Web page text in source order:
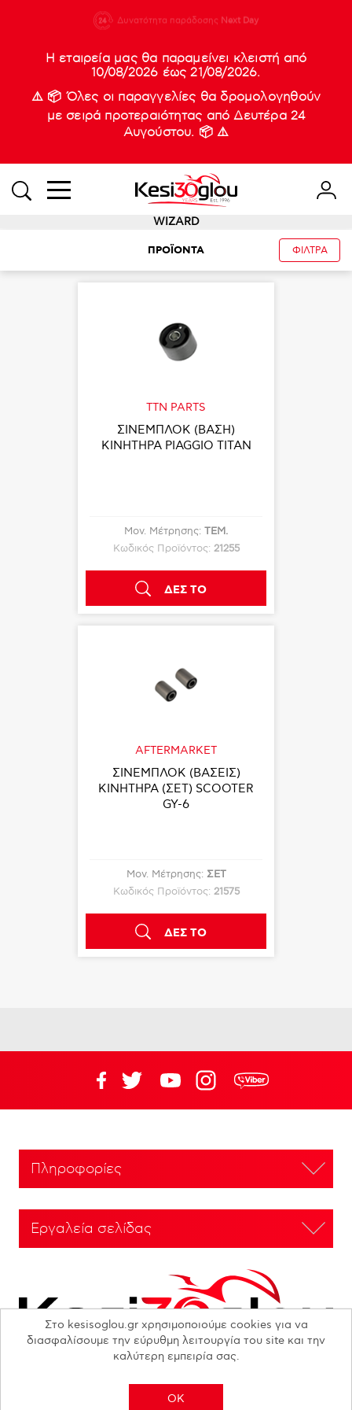
933
Δυνατότητα παράδοσης Next Day
Νέες
Η εταιρεία μας θα παραμείνει κλειστή από
10/08/2026 έως 21/08/2026.
⚠️ 📦 Όλες οι παραγγελίες θα δρομολογηθούν
με σειρά προτεραιότητας από Δευτέρα 24
Αυγούστου. 📦 ⚠️
WIZARD
ΠΡΟΪΟΝΤΑ ΦΙΛΤΡΑ
TTN PARTS
ΣΙΝΕΜΠΛΟΚ (ΒΑΣΗ)
ΚΙΝΗΤΗΡΑ PIAGGIO TITAN
Μον. Μέτρησης: ΤΕΜ.
Κωδικός Προϊόντος: 21255
ΔΕΣ ΤΟ
AFTERMARKET
ΣΙΝΕΜΠΛΟΚ (ΒΑΣΕΙΣ)
ΚΙΝΗΤΗΡΑ (ΣΕΤ) SCOOTER
GY-6
Μον. Μέτρησης: ΣΕΤ
Κωδικός Προϊόντος: 21575
ΔΕΣ ΤΟ
Πληροφορίες
Εργαλεία σελίδας
Στο kesisoglou.gr χρησιμοποιούμε cookies για να
διασφαλίσουμε την εύρυθμη λειτουργία του site και την
καλύτερη εμπειρία σας.
OK